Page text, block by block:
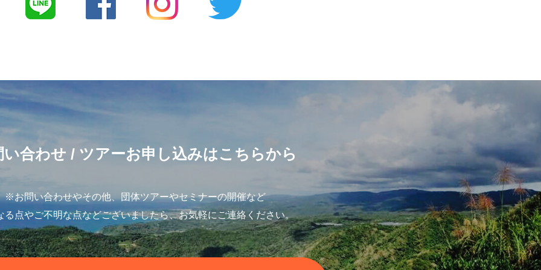
い合わせ / ツアーお申し込みはこちらから
※お問い合わせやその他、団体ツアーやセミナーの開催など
る点やご不明な点などございましたら、お気軽にご連絡ください。